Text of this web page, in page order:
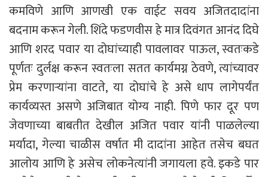
कमविणे आणि आणखी एक वाईट सवय अजितदादांना
बदनाम करून गेली. शिंदे फडणवीस हे मात्र दिवंगत आनंद दिघे
आणि शरद पवार या दोघांच्याही पावलावर पाऊल, स्वतःकडे
पूर्णतः दुर्लक्ष करून स्वतःला सतत कार्यमग्न ठेवणे, त्यांच्यावर
प्रेम करणाऱ्यांना वाटते, या दोघांचे हे असे धाप लागेपर्यंत
कार्यव्यस्त असणे अजिबात योग्य नाही. पिणे फार दूर पण
जेवणाच्या बाबतीत देखील अजित पवार यांनी पाळलेल्या
मर्यादा, गेल्या चाळीस वर्षात मी दादांना आहेत तसेच बघत
आलोय आणि हे असेच लोकनेत्यांनी जगायला हवे. इकडे पार